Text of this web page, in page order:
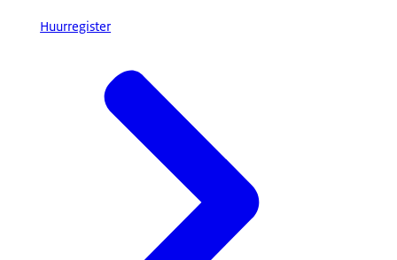
Huurregister